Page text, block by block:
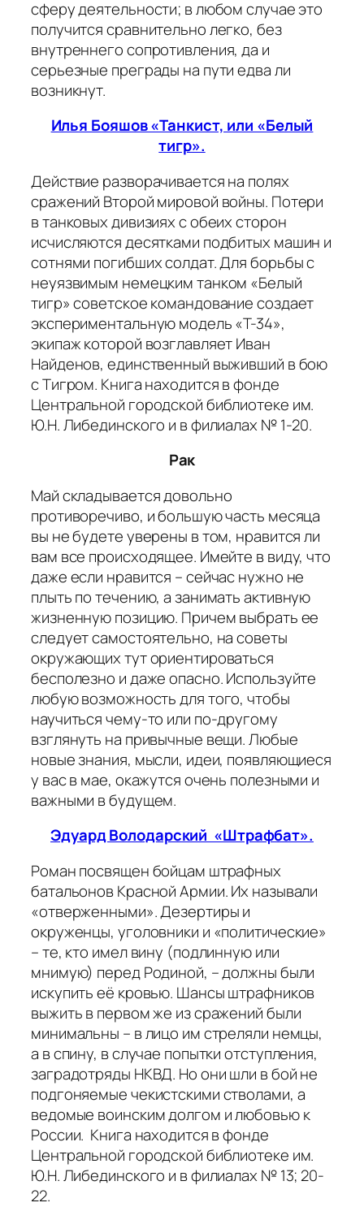
сферу деятельности; в любом случае это
получится сравнительно легко, без
внутреннего сопротивления, да и
серьезные преграды на пути едва ли
возникнут.
Илья Бояшов «Танкист, или «Белый
тигр».
Действие разворачивается на полях
сражений Второй мировой войны. Потери
в танковых дивизиях с обеих сторон
исчисляются десятками подбитых машин и
сотнями погибших солдат. Для борьбы с
неуязвимым немецким танком «Белый
тигр» советское командование создает
экспериментальную модель «Т-34»,
экипаж которой возглавляет Иван
Найденов, единственный выживший в бою
с Тигром. Книга находится в фонде
Центральной городской библиотеке им.
Ю.Н. Либединского и в филиалах № 1-20.
Рак
Май складывается довольно
противоречиво, и большую часть месяца
вы не будете уверены в том, нравится ли
вам все происходящее. Имейте в виду, что
даже если нравится – сейчас нужно не
плыть по течению, а занимать активную
жизненную позицию. Причем выбрать ее
следует самостоятельно, на советы
окружающих тут ориентироваться
бесполезно и даже опасно. Используйте
любую возможность для того, чтобы
научиться чему-то или по-другому
взглянуть на привычные вещи. Любые
новые знания, мысли, идеи, появляющиеся
у вас в мае, окажутся очень полезными и
важными в будущем.
Эдуард Володарский «Штрафбат».
Роман посвящен бойцам штрафных
батальонов Красной Армии. Их называли
«отверженными». Дезертиры и
окруженцы, уголовники и «политические»
– те, кто имел вину (подлинную или
мнимую) перед Родиной, – должны были
искупить её кровью. Шансы штрафников
выжить в первом же из сражений были
минимальны – в лицо им стреляли немцы,
а в спину, в случае попытки отступления,
заградотряды НКВД. Но они шли в бой не
подгоняемые чекистскими стволами, а
ведомые воинским долгом и любовью к
России. Книга находится в фонде
Центральной городской библиотеке им.
Ю.Н. Либединского и в филиалах № 13; 20-
22.